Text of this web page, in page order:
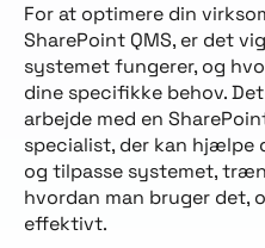
For at optimere din
SharePoint QMS, er det
systemet fungerer, og
dine specifikke behov.
arbejde med en
specialist, der kan hjælpe
og tilpasse systemet,
hvordan man bruger det,
effektivt.